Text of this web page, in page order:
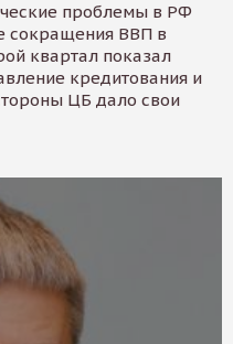
проблемы в РФ
сокращения ВВП в
квартал показал
кредитования и
ЦБ дало свои